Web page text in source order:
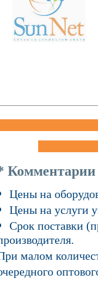
Комментарии
Цены на
Цены на услуги
Срок поставки
малом